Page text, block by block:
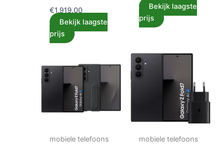
€1,919.00
Bekijk laagste
prijs
Bekijk laagste
prijs
mobiele telefoons mobiele telefoons